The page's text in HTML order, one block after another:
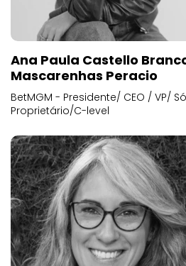
Ana Paula Castello
Mascarenhas Peracio
BetMGM - Presidente/ CEO / VP/
Proprietário/C-level